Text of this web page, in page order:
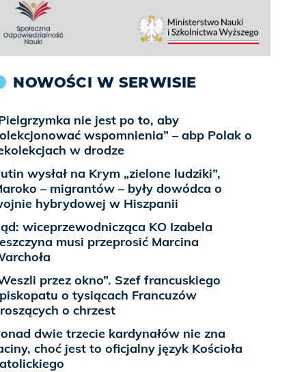
NOWOŚCI W SERWISIE
nie jest po to, aby
wspomnienia” – abp Polak o
w drodze
wysłał na Krym „zielone ludziki”,
– migrantów – były dowódca o
hybrydowej w Hiszpanii
wiceprzewodnicząca KO Izabela
musi przeprosić Marcina
przez okno”. Szef francuskiego
o tysiącach Francuzów
o chrzest
dwie trzecie kardynałów nie zna
choć jest to oficjalny język Kościoła